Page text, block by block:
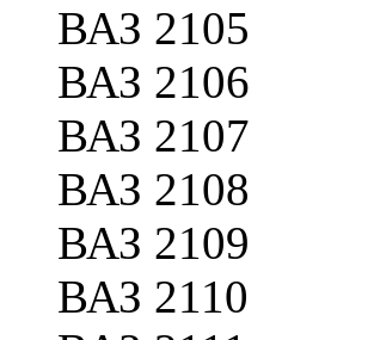
ВАЗ 2105
ВАЗ 2106
ВАЗ 2107
ВАЗ 2108
ВАЗ 2109
ВАЗ 2110